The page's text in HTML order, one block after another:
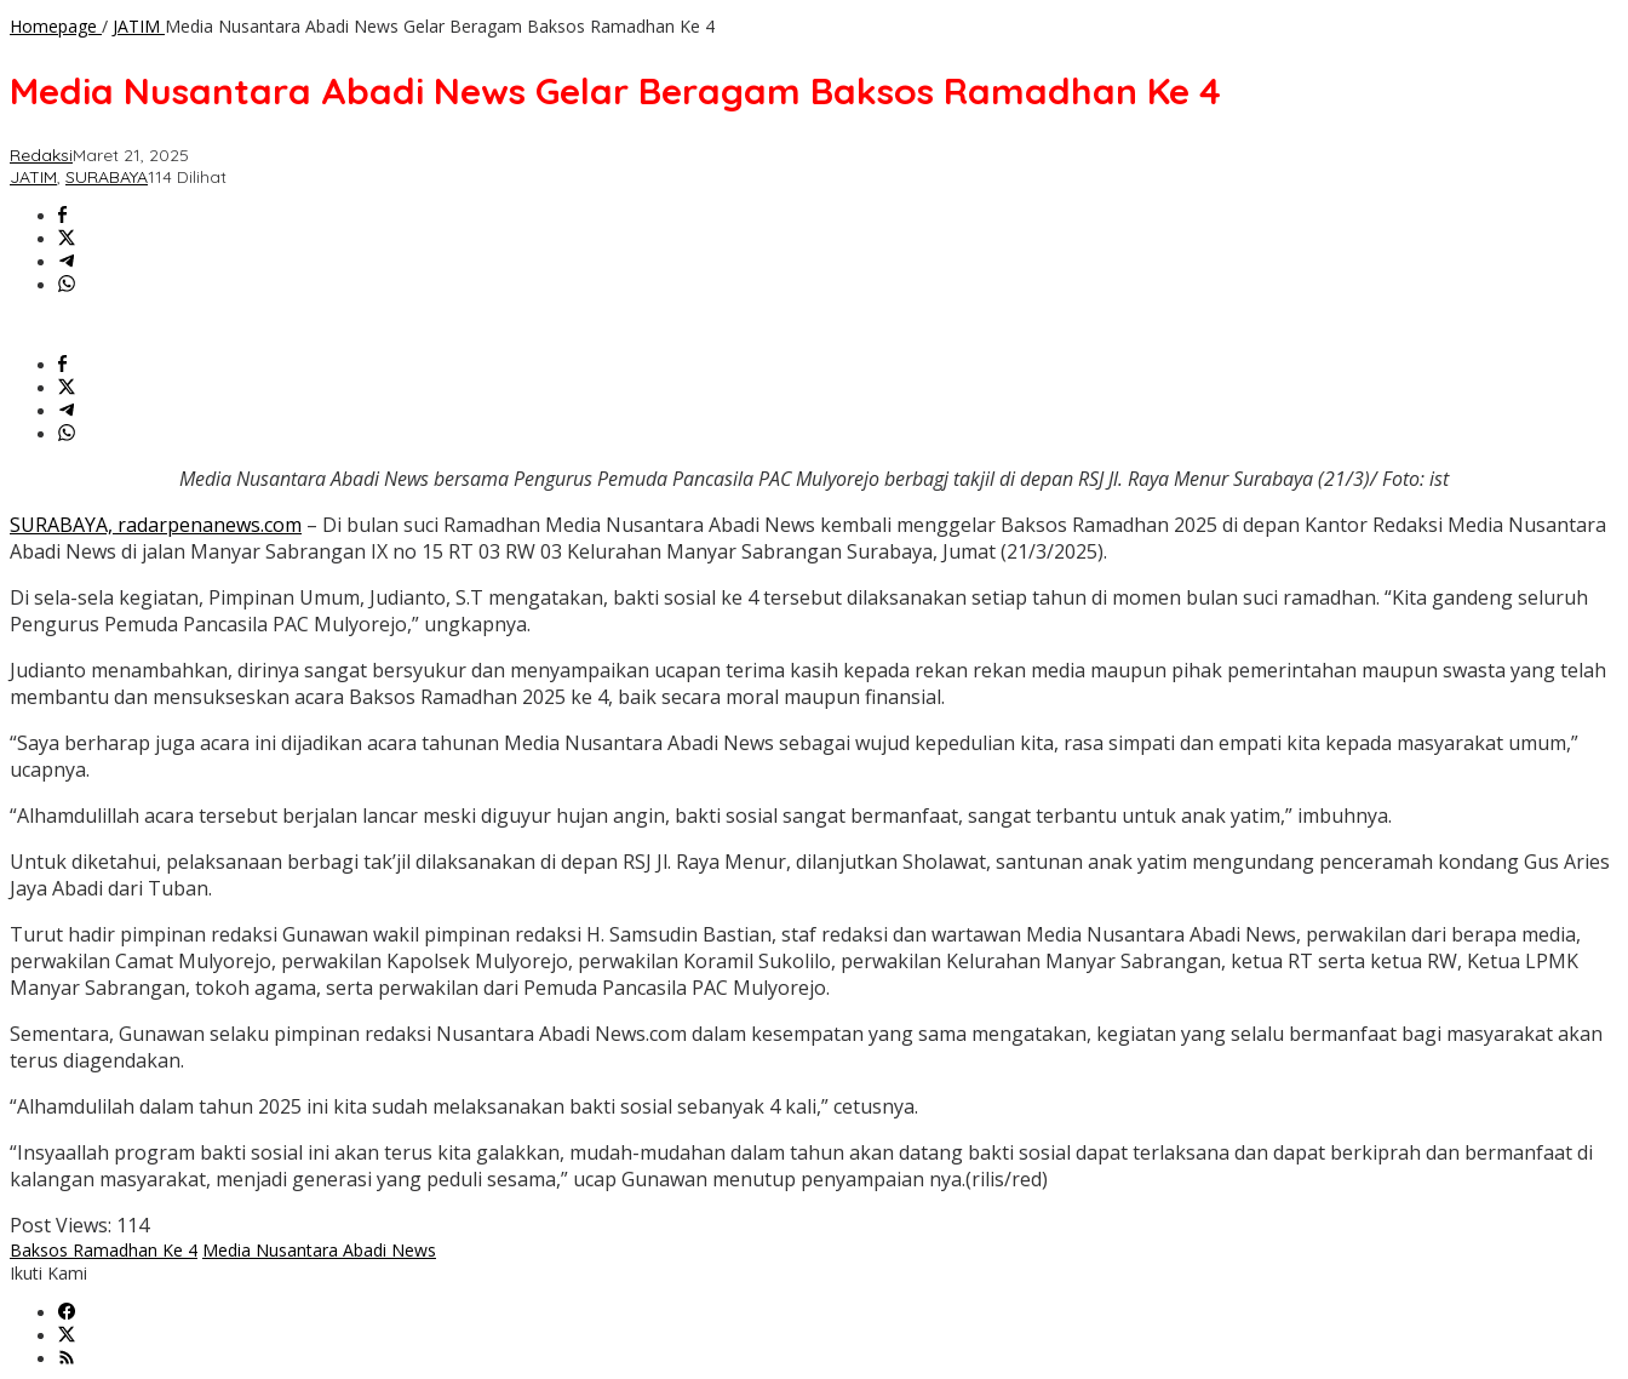
Homepage / JATIM Media Nusantara Abadi News Gelar Beragam Baksos Ramadhan Ke 4
Media Nusantara Abadi News Gelar Beragam Baksos Ramadhan Ke 4
RedaksiMaret 21, 2025
JATIM, SURABAYA114 Dilihat
Media Nusantara Abadi News bersama Pengurus Pemuda Pancasila PAC Mulyorejo berbagj takjil di depan RSJ Jl. Raya Menur Surabaya (21/3)/ Foto: ist
SURABAYA, radarpenanews.com – Di bulan suci Ramadhan Media Nusantara Abadi News kembali menggelar Baksos Ramadhan 2025 di depan Kantor Redaksi Media Nusantara
Abadi News di jalan Manyar Sabrangan IX no 15 RT 03 RW 03 Kelurahan Manyar Sabrangan Surabaya, Jumat (21/3/2025).
Di sela-sela kegiatan, Pimpinan Umum, Judianto, S.T mengatakan, bakti sosial ke 4 tersebut dilaksanakan setiap tahun di momen bulan suci ramadhan. “Kita gandeng seluruh
Pengurus Pemuda Pancasila PAC Mulyorejo,” ungkapnya.
Judianto menambahkan, dirinya sangat bersyukur dan menyampaikan ucapan terima kasih kepada rekan rekan media maupun pihak pemerintahan maupun swasta yang telah
membantu dan mensukseskan acara Baksos Ramadhan 2025 ke 4, baik secara moral maupun finansial.
“Saya berharap juga acara ini dijadikan acara tahunan Media Nusantara Abadi News sebagai wujud kepedulian kita, rasa simpati dan empati kita kepada masyarakat umum,”
ucapnya.
“Alhamdulillah acara tersebut berjalan lancar meski diguyur hujan angin, bakti sosial sangat bermanfaat, sangat terbantu untuk anak yatim,” imbuhnya.
Untuk diketahui, pelaksanaan berbagi tak’jil dilaksanakan di depan RSJ Jl. Raya Menur, dilanjutkan Sholawat, santunan anak yatim mengundang penceramah kondang Gus Aries
Jaya Abadi dari Tuban.
Turut hadir pimpinan redaksi Gunawan wakil pimpinan redaksi H. Samsudin Bastian, staf redaksi dan wartawan Media Nusantara Abadi News, perwakilan dari berapa media,
perwakilan Camat Mulyorejo, perwakilan Kapolsek Mulyorejo, perwakilan Koramil Sukolilo, perwakilan Kelurahan Manyar Sabrangan, ketua RT serta ketua RW, Ketua LPMK
Manyar Sabrangan, tokoh agama, serta perwakilan dari Pemuda Pancasila PAC Mulyorejo.
Sementara, Gunawan selaku pimpinan redaksi Nusantara Abadi News.com dalam kesempatan yang sama mengatakan, kegiatan yang selalu bermanfaat bagi masyarakat akan
terus diagendakan.
“Alhamdulilah dalam tahun 2025 ini kita sudah melaksanakan bakti sosial sebanyak 4 kali,” cetusnya.
“Insyaallah program bakti sosial ini akan terus kita galakkan, mudah-mudahan dalam tahun akan datang bakti sosial dapat terlaksana dan dapat berkiprah dan bermanfaat di
kalangan masyarakat, menjadi generasi yang peduli sesama,” ucap Gunawan menutup penyampaian nya.(rilis/red)
Post Views: 114
Baksos Ramadhan Ke 4 Media Nusantara Abadi News
Ikuti Kami